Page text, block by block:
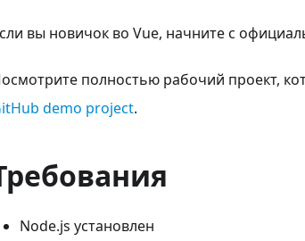
вы новичок во Vue, начните с
полностью рабочий проект,
demo project.
Node.js установлен